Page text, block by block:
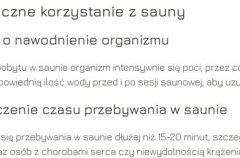
korzystanie z sauny
nawodnienie organizmu
w saunie organizm intensywnie się poci, przez
ilość wody przed i po sesji saunowej, aby
czasu przebywania w saunie
przebywania w saunie dłużej niż 15-20 minut,
osób z chorobami serca czy niewydolnością